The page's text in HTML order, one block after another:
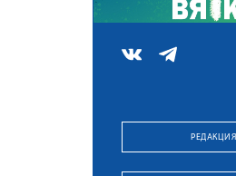
РЕДАКЦИЯ